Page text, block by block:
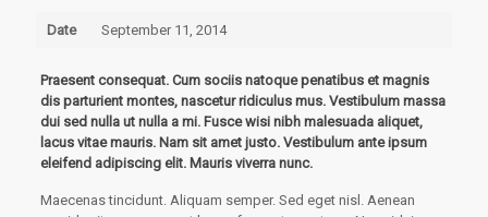
Date September 11, 2014
Praesent consequat. Cum sociis natoque penatibus et magnis
dis parturient montes, nascetur ridiculus mus. Vestibulum massa
dui sed nulla ut nulla a mi. Fusce wisi nibh malesuada aliquet,
lacus vitae mauris. Nam sit amet justo. Vestibulum ante ipsum
eleifend adipiscing elit. Mauris viverra nunc.
Maecenas tincidunt. Aliquam semper. Sed eget nisl. Aenean